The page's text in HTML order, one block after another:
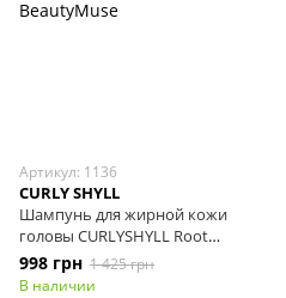
Артикул: 1136
CURLY SHYLL
Шампунь для жирной кожи
головы CURLYSHYLL Root
Remedy Oily Scalp Shampoo,
330 мл
998 грн 1 425 грн
В наличии